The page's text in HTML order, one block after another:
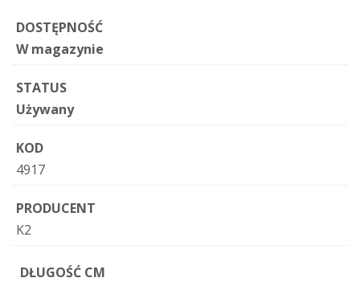
DOSTĘPNOŚĆ
W magazynie
STATUS
Używany
KOD
4917
PRODUCENT
K2
DŁUGOŚĆ CM